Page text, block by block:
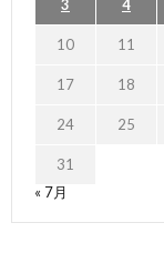
3 4
10 11
17 18
24 25
31
« 7月